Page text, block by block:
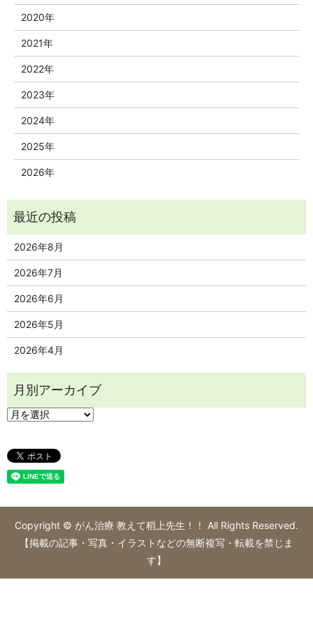
2020年
2021年
2022年
2023年
2024年
2025年
2026年
2026年8月
2026年7月
2026年6月
2026年5月
2026年4月
Copyright © がん治療 教えて稻上先生！！ All Rights Reserved.
【掲載の記事・写真・イラストなどの無断複写・転載を禁じま
す】